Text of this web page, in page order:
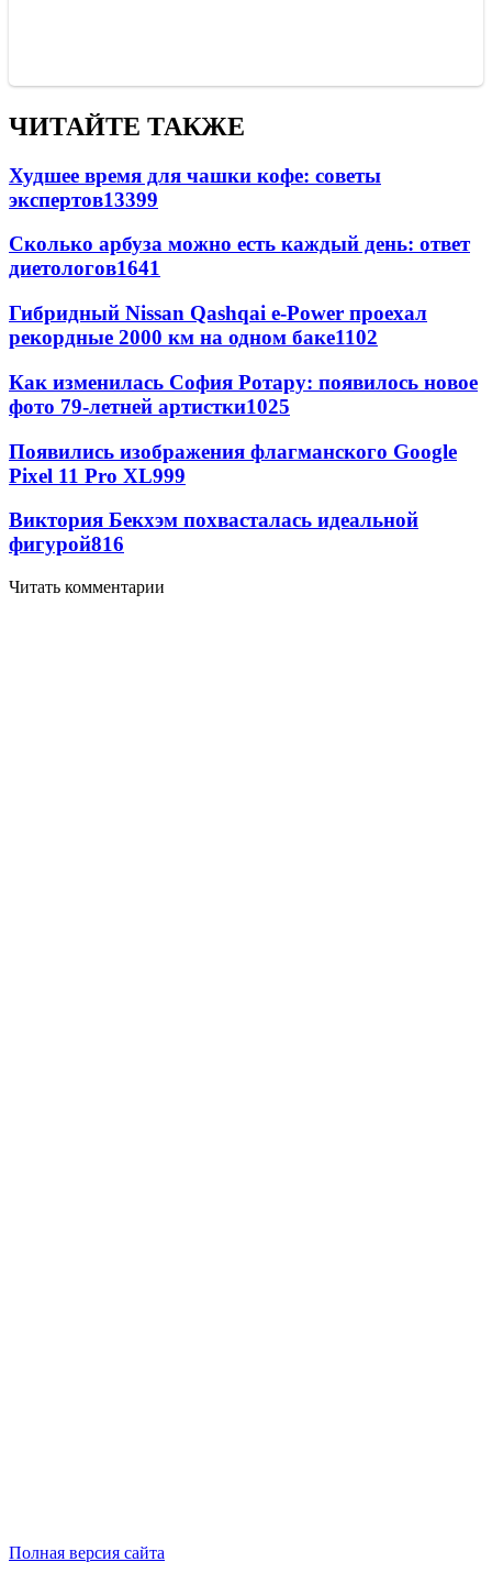
ЧИТАЙТЕ ТАКЖЕ
Худшее время для чашки кофе: советы
экспертов13399
Сколько арбуза можно есть каждый день: ответ
диетологов1641
Гибридный Nissan Qashqai e-Power проехал
рекордные 2000 км на одном баке1102
Как изменилась София Ротару: появилось новое
фото 79-летней артистки1025
Появились изображения флагманского Google
Pixel 11 Pro XL999
Виктория Бекхэм похвасталась идеальной
фигурой816
Читать комментарии
Полная версия сайта